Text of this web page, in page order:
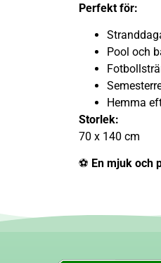
Perfekt för:
Pool och
Hemma
Storlek:
70 x 140 cm
⚽ En mjuk och